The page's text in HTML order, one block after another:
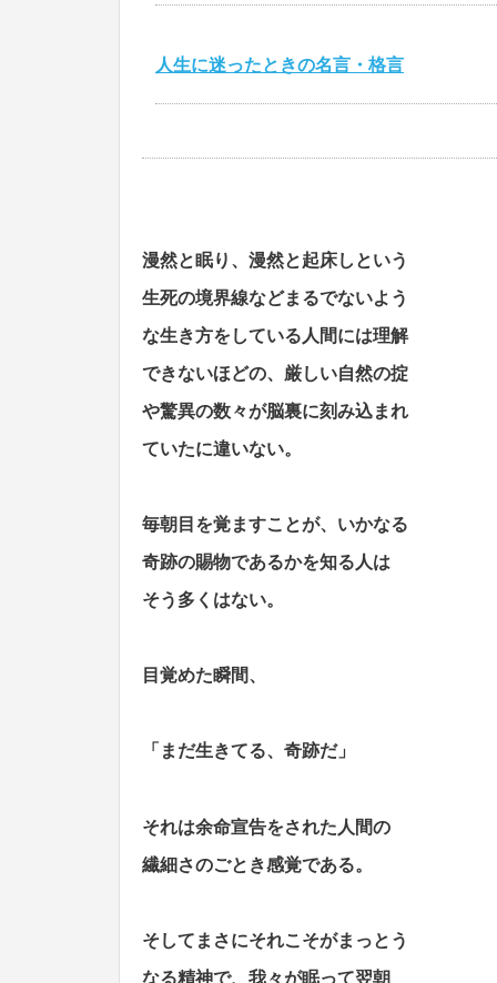
人生に迷ったときの名言・格言
心を打つ名言・格言
美輪明宏の名言・格言
江原啓之の名言・格言
スティーブ・ジョブズの名言・格言
アインシュタインの名言・格言
漫然と眠り、漫然と起床しという
生死の境界線などまるでないよう
な生き方をしている人間には理解
できないほどの、厳しい自然の掟
や驚異の数々が脳裏に刻み込まれ
ていたに違いない。
毎朝目を覚ますことが、いかなる
奇跡の賜物であるかを知る人は
そう多くはない。
目覚めた瞬間、
「まだ生きてる、奇跡だ」
それは余命宣告をされた人間の
繊細さのごとき感覚である。
そしてまさにそれこそがまっとう
なる精神で、我々が眠って翌朝